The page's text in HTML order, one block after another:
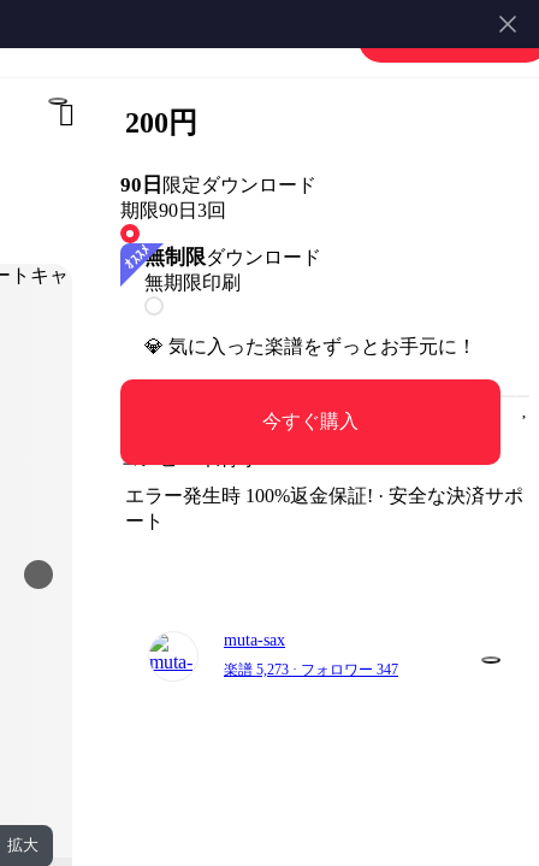
会員登録・ログイン
拡大
200円
90日 限定ダウンロード
期限90日 3回
無制限ダウンロード
無期限印刷
💎 気に入った楽譜をずっとお手元に！
今すぐ購入
コンビニ印刷可
エラー発生時 100%返金保証! · 安全な決済サポ
ート
muta-sax
楽譜 5,273 · フォロワー 347